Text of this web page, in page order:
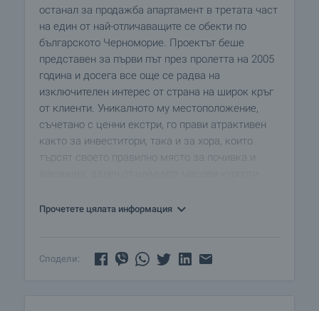
останал за продажба апартамент в третата част
на един от най-отличаващите се обекти по
българското Черноморие. Проектът беше
представен за първи път през пролетта на 2005
година и досега все още се радва на
изключителен интерес от страна на широк кръг
от клиенти. Уникалното му местоположение,
съчетано с ценни екстри, го прави атрактивен
както за инвеститори, така и за хора, които
търсят своето правилно място за почивка и
Комплексът е разположен в края на село
вижда морето и съчетанието на двете създава
Прочетете цялата информация
Сподели: